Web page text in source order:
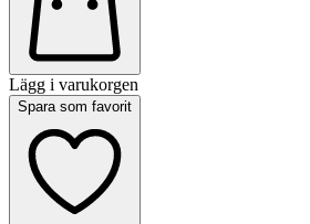
Lägg i varukorgen
Spara som favorit